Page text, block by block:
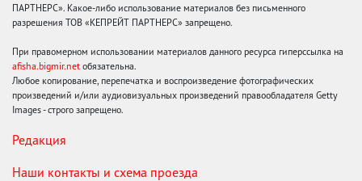
ПАРТНЕРС». Какое-либо использование материалов без письменного
разрешения ТОВ «КЕПРЕЙТ ПАРТНЕРС» запрещено.
При правомерном использовании материалов данного ресурса гиперссылка на
afisha.bigmir.net обязательна.
Любое копирование, перепечатка и воспроизведение фотографических
произведений и/или аудиовизуальных произведений правообладателя Getty
Images - строго запрещено.
Редакция
Наши контакты и схема проезда